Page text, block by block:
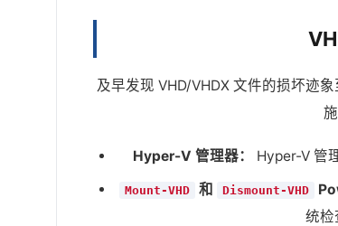
及早发现 VHD/VHDX 文件的损坏迹
Hyper-V 管理器： Hyper-V 管
Mount-VHD 和 Dismount-VHD
统检